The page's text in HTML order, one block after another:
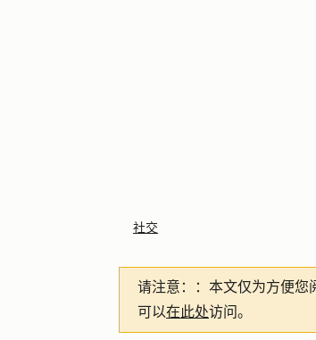
社交
请注意： ：本文仅为方便您
可以在此处访问。